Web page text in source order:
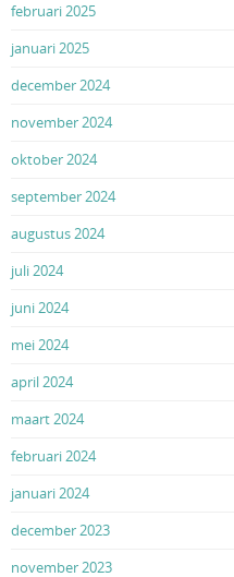
februari 2025
januari 2025
december 2024
november 2024
oktober 2024
september 2024
augustus 2024
juli 2024
juni 2024
mei 2024
april 2024
maart 2024
februari 2024
januari 2024
december 2023
november 2023